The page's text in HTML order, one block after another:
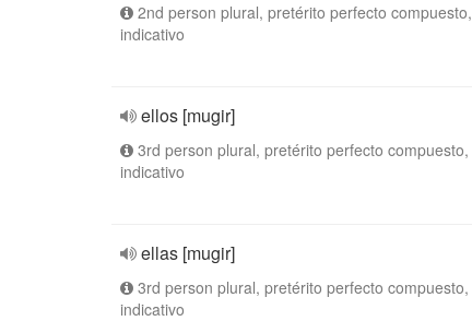
2nd person plural, pretérito perfecto compuesto,
indicativo
ellos [mugir]
3rd person plural, pretérito perfecto compuesto,
indicativo
ellas [mugir]
3rd person plural, pretérito perfecto compuesto,
indicativo